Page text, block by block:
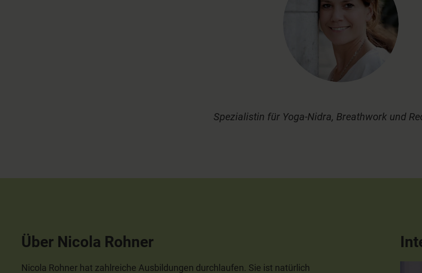
Spezialistin für Yoga-Nidra, Breathwork und
Über Nicola Rohner
Nicola Rohner hat zahlreiche Ausbildungen durchlaufen. Sie ist natürlich